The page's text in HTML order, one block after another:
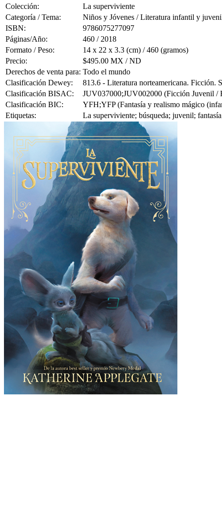
Colección:
La superviviente
Categoría / Tema:
Niños y Jóvenes / Literatura infantil y
ISBN:
9786075277097
Páginas/Año:
460 / 2018
Formato / Peso:
14 x 22 x 3.3 (cm) / 460 (gramos)
Precio:
$495.00 MX / ND
Derechos de venta para: Todo el mundo
Clasificación Dewey:
813.6 - Literatura norteamericana. Ficción.
Clasificación BISAC:
JUV037000;JUV002000 (Ficción Juvenil /
Clasificación BIC:
YFH;YFP (Fantasía y realismo mágico
Etiquetas:
La superviviente; búsqueda; juvenil;